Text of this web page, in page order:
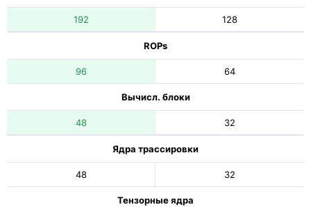
192 128
ROPs
96 64
Вычисл. блоки
48 32
Ядра трассировки
48 32
Тензорные ядра